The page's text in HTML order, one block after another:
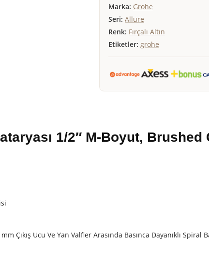
Marka: Grohe
Seri: Allure
Renk: Fırçalı Altın
Etiketler: grohe
1/2″ M-Boyut, Brushed
Çıkış Ucu Ve Yan Valfler Arasında Basınca Dayanıklı Spiral